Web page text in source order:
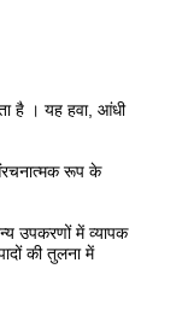
है । यह हवा, आंधी
रूप के
उपकरणों में व्यापक
की तुलना में